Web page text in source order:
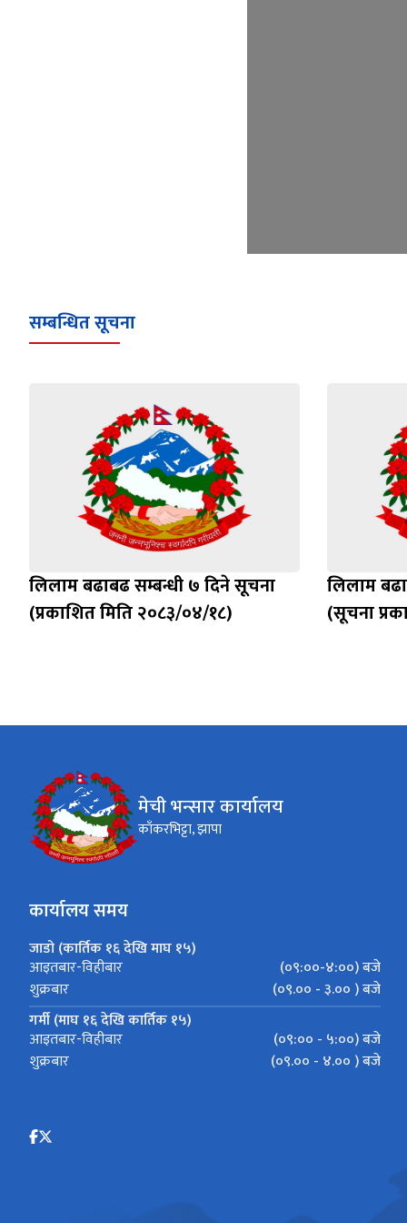
सम्बन्धित सूचना
लिलाम बढाबढ सम्बन्धी ७ दिने सूचना
(प्रकाशित मिति २०८३/०४/१८)
लिलाम
(सूचना
मेची भन्सार कार्यालय
काँकरभिट्टा, झापा
कार्यालय समय
जाडो (कार्तिक १६ देखि माघ १५)
आइतबार-विहीबार
(०९:००-४:००) बजे
शुक्रबार
(०९.०० - ३.०० ) बजे
गर्मी (माघ १६ देखि कार्तिक १५)
आइतबार-विहीबार
(०९:०० - ५:००) बजे
शुक्रबार
(०९.०० - ४.०० ) बजे